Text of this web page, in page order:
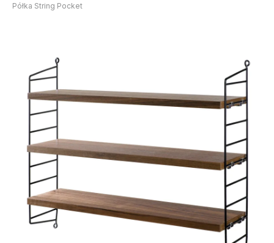
Półka String Pocket